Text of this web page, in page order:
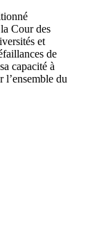
Cour des
et
de
capacité à
du